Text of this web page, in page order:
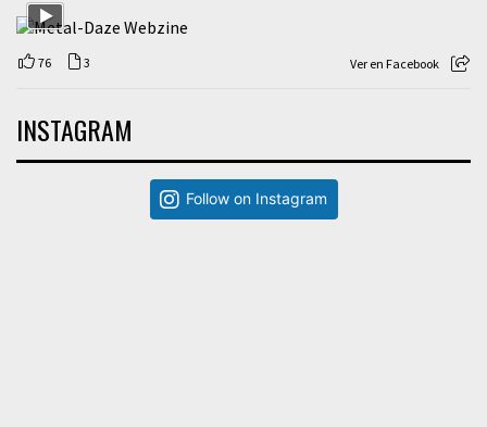
76 3 Ver en Facebook
INSTAGRAM
Follow on Instagram